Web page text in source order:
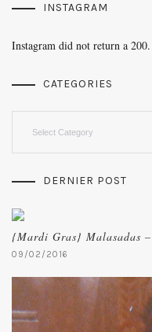
INSTAGRAM
Instagram did not return a 200.
CATEGORIES
DERNIER POST
{Mardi Gras} Malasadas
09/02/2016